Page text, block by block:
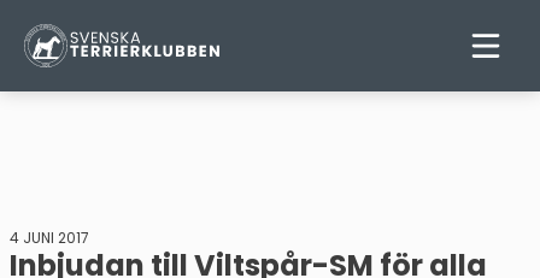
4 JUNI 2017
Inbjudan till Viltspår-SM för alla